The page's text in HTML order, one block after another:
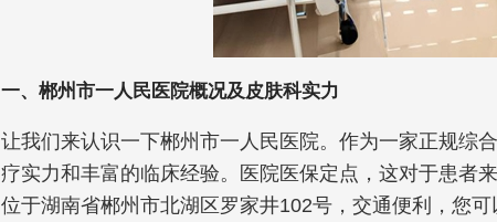
一、郴州市一人民医院概况及皮肤科实力
让我们来认识一下郴州市一人民医院。作为一家正规综
疗实力和丰富的临床经验。医院医保定点，这对于患者
位于湖南省郴州市北湖区罗家井102号，交通便利，您